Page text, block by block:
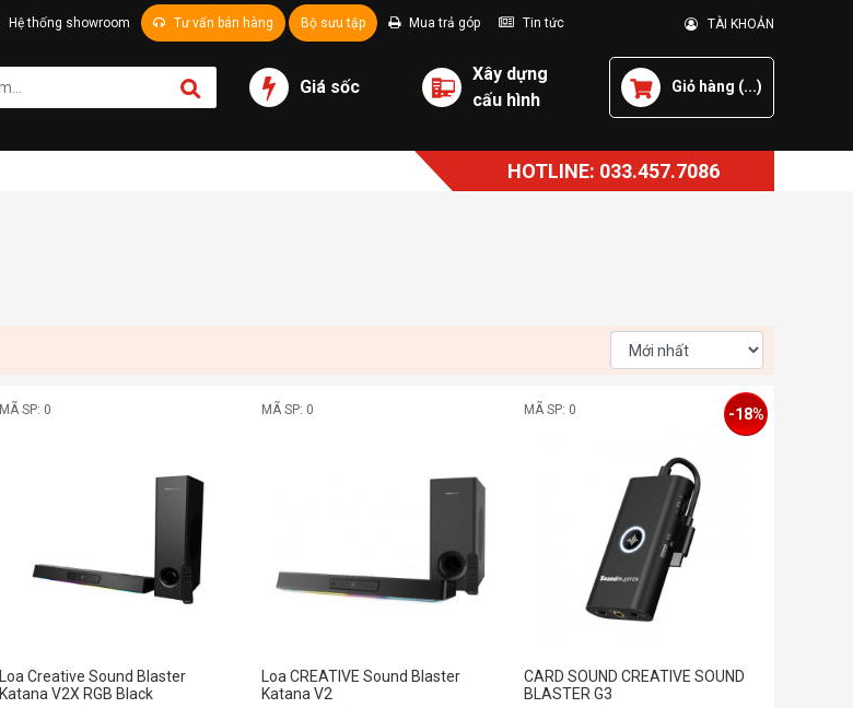
Hệ thống showroom Tư vấn bán hàng Bộ sưu tập Mua trả góp Tin tức TÀI KHOẢN
Giá sốc
Xây dựng
cấu hình
Giỏ hàng (...)
HOTLINE: 033.457.7086
MÃ SP: 0
Loa Creative Sound Blaster
Katana V2X RGB Black
MÃ SP: 0
Loa CREATIVE Sound Blaster
Katana V2
MÃ SP: 0
CARD SOUND CREATIVE SOUND
BLASTER G3
-18%